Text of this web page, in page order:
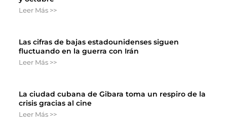
Leer Más >>
Las cifras de bajas estadounidenses siguen
fluctuando en la guerra con Irán
Leer Más >>
La ciudad cubana de Gibara toma un respiro de la
crisis gracias al cine
Leer Más >>